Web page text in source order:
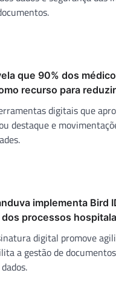
que 90% dos
recurso para
digitais que
destaque e
implementa Bird
processos
digital promove
a gestão de